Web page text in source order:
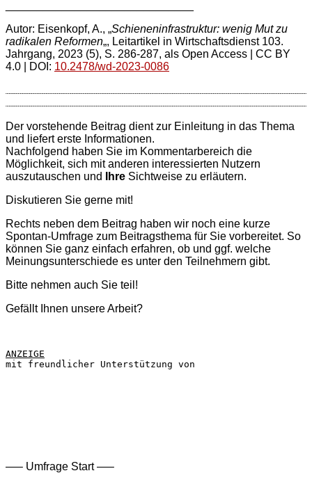
Autor: Eisenkopf, A., „Schieneninfrastruktur: wenig Mut zu
radikalen Reformen„, Leitartikel in Wirtschaftsdienst 103.
Jahrgang, 2023 (5), S. 286-287, als Open Access | CC BY
4.0 | DOI: 10.2478/wd-2023-0086
Der vorstehende Beitrag dient zur Einleitung in das Thema
und liefert erste Informationen.
Nachfolgend haben Sie im Kommentarbereich die
Möglichkeit, sich mit anderen interessierten Nutzern
auszutauschen und
Ihre Sichtweise zu erläutern.
Diskutieren Sie gerne mit!
Rechts neben dem Beitrag haben wir noch eine kurze
Spontan-Umfrage zum Beitragsthema für Sie vorbereitet. So
können Sie ganz einfach erfahren, ob und ggf. welche
Meinungsunterschiede es unter den Teilnehmern gibt.
Bitte nehmen auch Sie teil!
Gefällt Ihnen unsere Arbeit?
ANZEIGE
mit freundlicher Unterstützung von
—– Umfrage Start —–